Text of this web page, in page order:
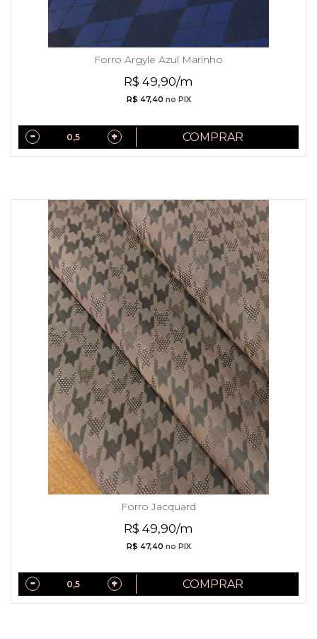
Forro Argyle Azul Marinho
R$ 49,90/m
R$ 47,40 no PIX
COMPRAR
Forro Jacquard
R$ 49,90/m
R$ 47,40 no PIX
COMPRAR